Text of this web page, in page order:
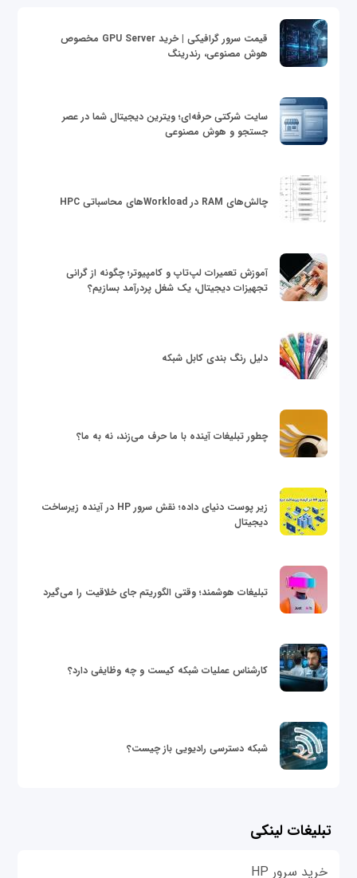
قیمت سرور گرافیکی | خرید GPU Server مخصوص
هوش مصنوعی، رندرینگ
سایت شرکتی حرفه‌ای؛ ویترین دیجیتال شما در عصر
جستجو و هوش مصنوعی
چالش‌های RAM در Workloadهای محاسباتی HPC
آموزش تعمیرات لپ‌تاپ و کامپیوتر؛ چگونه از گرانی
تجهیزات دیجیتال، یک شغل پردرآمد بسازیم؟
دلیل رنگ بندی کابل شبکه
چطور تبلیغات آینده با ما حرف می‌زند، نه به ما؟
زیر پوست دنیای داده؛ نقش سرور HP در آینده زیرساخت
دیجیتال
تبلیغات هوشمند؛ وقتی الگوریتم جای خلاقیت را می‌گیرد
کارشناس عملیات شبکه کیست و چه وظایفی دارد؟
شبکه دسترسی رادیویی باز چیست؟
تبلیغات لینکی
خرید سرور HP